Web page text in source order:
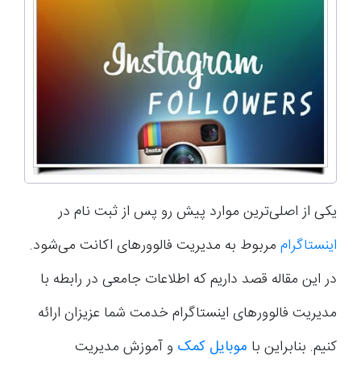
یکی از اصلی‌ترین موارد پیش رو پس از ثبت نام در
اینستاگرام مربوط به مدیریت فالوورهای اکانت می‌شود.
در این مقاله قصد داریم که اطلاعات جامعی در رابطه با
مدیریت فالوورهای اینستاگرام خدمت شما عزیزان ارائه
کنیم. بنابراین با موبایل کمک و آموزش مدیریت